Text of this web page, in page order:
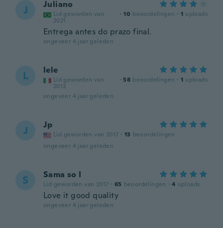
J Juliano
Lid geworden van
2021
· 10 beoordelingen · 1 uploads
Entrega antes do prazo final.
ongeveer 4 jaar geleden
L lele
Lid geworden van
2013
· 58 beoordelingen · 1 uploads
ongeveer 4 jaar geleden
J Jp
Lid geworden van 2017 · 13 beoordelingen
ongeveer 4 jaar geleden
S Sama so I
Lid geworden van 2017 · 65 beoordelingen · 4 uploads
Love it good quality
ongeveer 4 jaar geleden